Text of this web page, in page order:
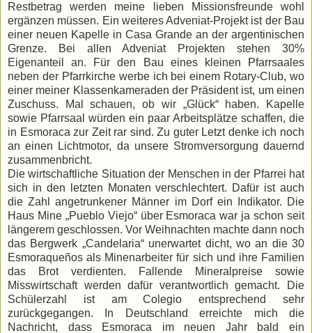
Restbetrag werden meine lieben Missionsfreunde wohl
ergänzen müssen. Ein weiteres Adveniat-Projekt ist der Bau
einer neuen Kapelle in Casa Grande an der argentinischen
Grenze. Bei allen Adveniat Projekten stehen 30%
Eigenanteil an. Für den Bau eines kleinen Pfarrsaales
neben der Pfarrkirche werbe ich bei einem Rotary-Club, wo
einer meiner Klassenkameraden der Präsident ist, um einen
Zuschuss. Mal schauen, ob wir „Glück“ haben. Kapelle
sowie Pfarrsaal würden ein paar Arbeitsplätze schaffen, die
in Esmoraca zur Zeit rar sind. Zu guter Letzt denke ich noch
an einen Lichtmotor, da unsere Stromversorgung dauernd
zusammenbricht.
Die wirtschaftliche Situation der Menschen in der Pfarrei hat
sich in den letzten Monaten verschlechtert. Dafür ist auch
die Zahl angetrunkener Männer im Dorf ein Indikator. Die
Haus Mine „Pueblo Viejo“ über Esmoraca war ja schon seit
längerem geschlossen. Vor Weihnachten machte dann noch
das Bergwerk „Candelaria“ unerwartet dicht, wo an die 30
Esmoraqueños als Minenarbeiter für sich und ihre Familien
das Brot verdienten. Fallende Mineralpreise sowie
Misswirtschaft werden dafür verantwortlich gemacht. Die
Schülerzahl ist am Colegio entsprechend sehr
zurückgegangen. In Deutschland erreichte mich die
Nachricht, dass Esmoraca im neuen Jahr bald ein